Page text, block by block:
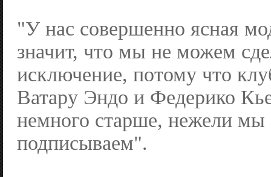
"У нас совершенно ясная
значит, что мы не можем
исключение, потому что
Ватару Эндо и Федерико
немного старше, нежели
подписываем".